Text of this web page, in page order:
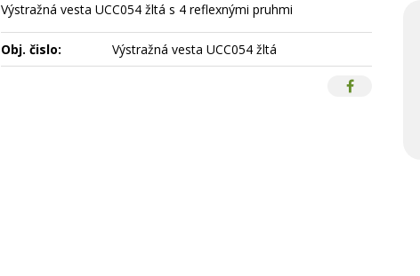
Výstražná vesta UCC054 žltá s 4 reflexnými pruhmi
Obj. čislo: Výstražná vesta UCC054 žltá